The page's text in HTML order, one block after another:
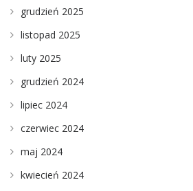
grudzień 2025
listopad 2025
luty 2025
grudzień 2024
lipiec 2024
czerwiec 2024
maj 2024
kwiecień 2024